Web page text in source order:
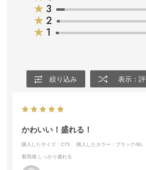
★ 3
★ 2
★ 1
絞り込み 表示：
かわいい！盛れる！
購入したサイズ：C75 購入したカラー：ブラック/BL
着用感:しっかり盛れる